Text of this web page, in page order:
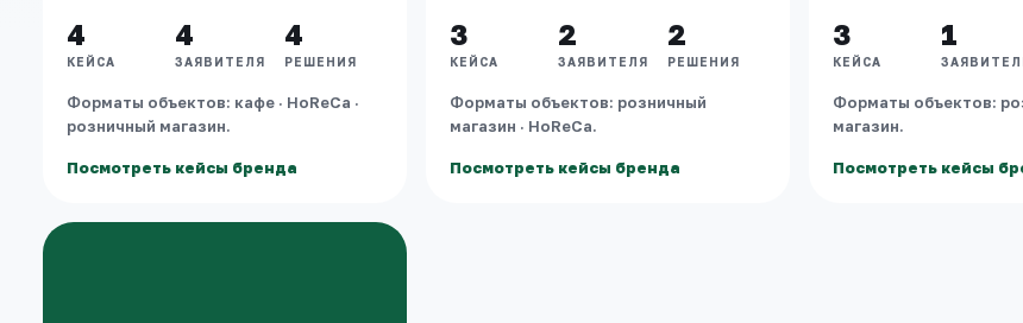
4
КЕЙСА
4
ЗАЯВИТЕЛЯ
4
РЕШЕНИЯ
Форматы объектов: кафе · HoReCa ·
розничный магазин.
Посмотреть кейсы бренда
3
КЕЙСА
2
ЗАЯВИТЕЛЯ
2
РЕШЕНИЯ
Форматы объектов: розничный
магазин · HoReCa.
Посмотреть кейсы бренда
3
КЕЙСА
1
Форматы объектов:
магазин.
Посмотреть кейсы